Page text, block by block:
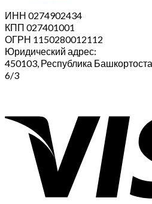
ИНН 0274902434
КПП 027401001
ОГРН 1150280012112
Юридический адрес:
450103, Республика
6/3